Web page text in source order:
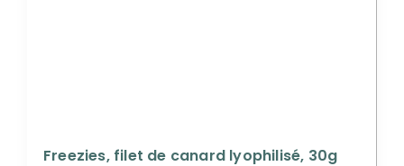
Freezies, filet de canard lyophilisé, 30g